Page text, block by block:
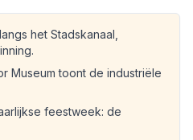
het Stadskanaal,
Museum toont de industriële
feestweek: de